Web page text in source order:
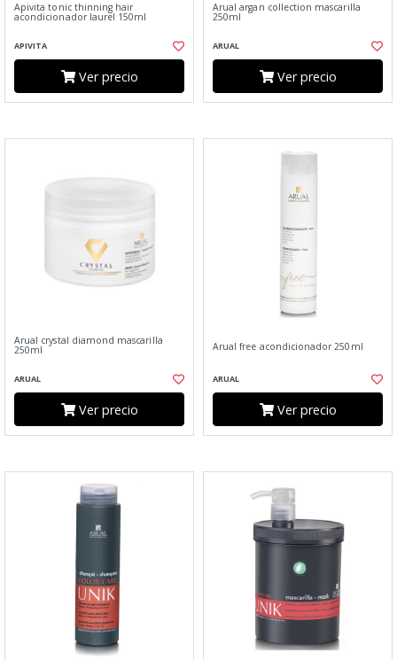
Apivita tonic thinning hair
acondicionador laurel 150ml
APIVITA
Ver precio
Arual argan collection mascarilla
250ml
ARUAL
Ver precio
Arual crystal diamond mascarilla
250ml
ARUAL
Ver precio
Arual free acondicionador 250ml
ARUAL
Ver precio